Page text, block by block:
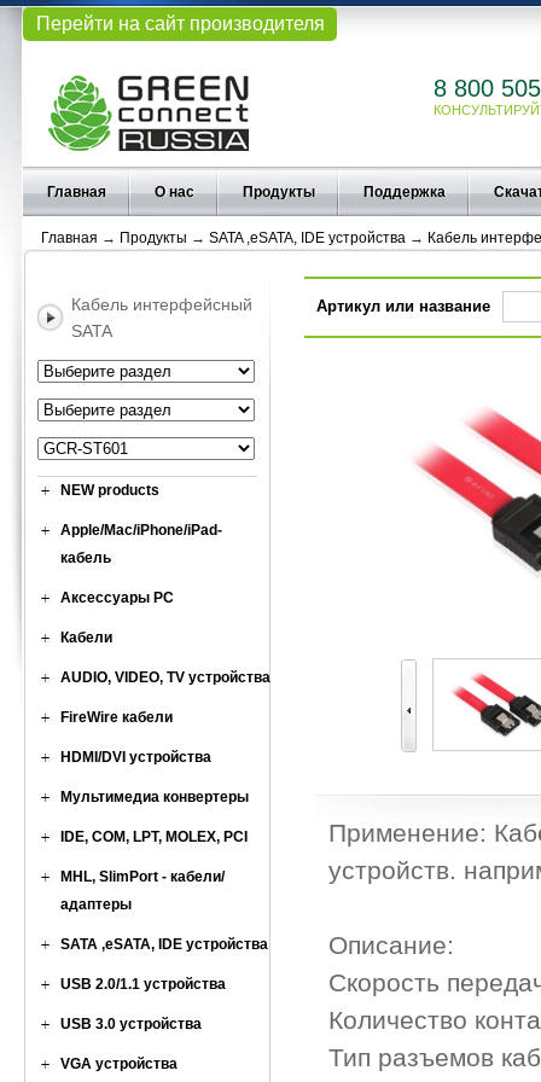
Перейти на сайт производителя
8 800
Главная О нас Продукты Поддержка
Главная → Продукты → SATA ,eSATA, IDE устройства → Кабель
Кабель интерфейсный
SATA
NEW products
Apple/Mac/iPhone/iPad-
кабель
Аксессуары PC
Кабели
AUDIO, VIDEO, TV устройства
FireWire кабели
HDMI/DVI устройства
Мультимедиа конвертеры
IDE, COM, LPT, MOLEX, PCI
MHL, SlimPort - кабели/
адаптеры
SATA ,eSATA, IDE устройства
USB 2.0/1.1 устройства
USB 3.0 устройства
VGA устройства
Артикул или название
Применение:
устройств.
Описание:
Скорость
Количество
Тип разъемов